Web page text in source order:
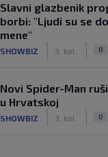
Slavni glazbenik
borbi: "Ljudi su se
mene"
SHOWBIZ 3. kol. 0
Novi Spider-Man
u Hrvatskoj
SHOWBIZ 3. kol. 0